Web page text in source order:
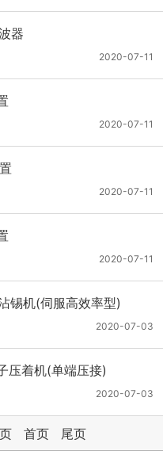
器
2020-07-11
2020-07-11
2020-07-11
2020-07-11
锡机(伺服高效率型)
2020-07-03
压着机(单端压接)
2020-07-03
首页 尾页